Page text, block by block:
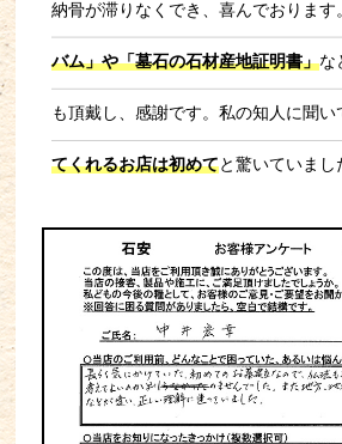
納骨が滞りなくでき、喜んでおります
バム」や「墓石の石材産地証明書」な
も頂戴し、感謝です。私の知人に聞い
てくれるお店は初めてと驚いていまし